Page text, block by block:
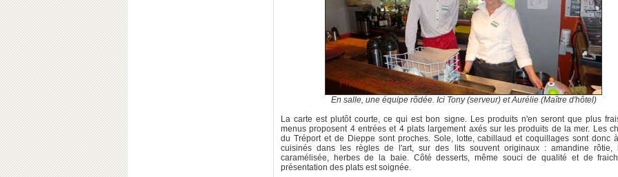
En salle, une équipe rôdée. Ici Tony (serveur) et Aurélie (Maître d'hôtel)
La carte est plutôt courte, ce qui est bon signe. Les produits n'en seront que plus
menus proposent 4 entrées et 4 plats largement axés sur les produits de la mer. Les
du Tréport et de Dieppe sont proches. Sole, lotte, cabillaud et coquillages sont donc
cuisinés dans les règles de l'art, sur des lits souvent originaux : amandine rôtie,
caramélisée, herbes de la baie. Côté desserts, même souci de qualité et de
présentation des plats est soignée.